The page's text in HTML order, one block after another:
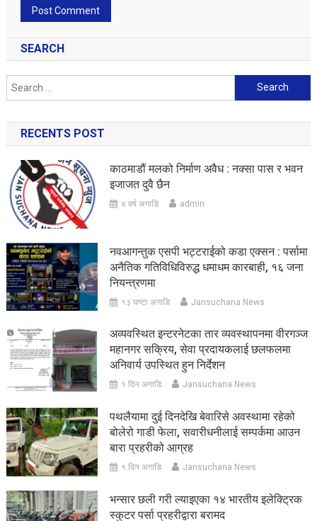
SEARCH
Search
for:
RECENTS POST
काठमाडौं मलको निर्माण अवैध : नक्सा पास र भवन
इजाजत दुवै छैन
४ वर्ष अगाडि admin
नवआगन्तुक एसपी भट्टराईको कडा एक्सन : पर्सामा
अनैतिक गतिविधिविरुद्ध धमाधम कारबाही, १६ जना
नियन्त्रणमा
१३ घण्टा अगाडि Jansuchana News
अव्यवस्थित इन्टरनेटका तार व्यवस्थापनमा वीरगञ्ज
महानगर सक्रिय, सेवा प्रदायकलाई छलफलमा
अनिवार्य उपस्थित हुन निर्देशन
१ दिन अगाडि Jansuchana News
पथलैयामा दुई दिनदेखि बेवारिसे अवस्थामा रहेको
बोलेरो गाडी फेला, सवारीधनीलाई सम्पर्कमा आउन
बारा प्रहरीको आग्रह
१ दिन अगाडि Jansuchana News
भन्सार छली गरी ल्याइएका १४ भारतीय इलेक्ट्रिक
स्कुटर पर्सा प्रहरीद्वारा बरामद